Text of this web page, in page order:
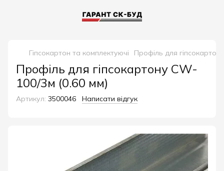
Гіпсокартон та комплектуючі Профіль для гіпсокартону
Профіль для гіпсокартону CW-
100/3м (0.60 мм)
Артикул: 3500046 Написати відгук